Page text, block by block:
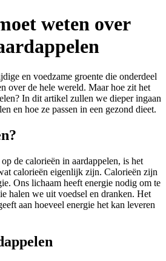
weten over
en voedzame groente die onderdeel
over de hele wereld. Maar hoe zit het
In dit artikel zullen we dieper ingaan
en hoe ze passen in een gezond dieet.
de calorieën in aardappelen, is het
calorieën eigenlijk zijn. Calorieën zijn
Ons lichaam heeft energie nodig om te
halen we uit voedsel en dranken. Het
aan hoeveel energie het kan leveren